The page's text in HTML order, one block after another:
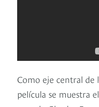
Como eje central de
película se muestra el